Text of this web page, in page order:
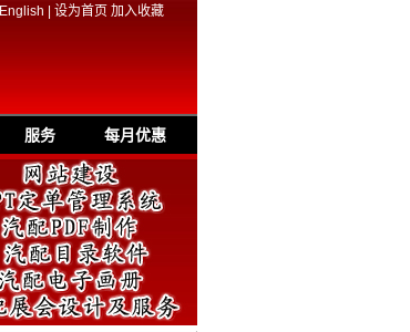
English 设为首页 加入收藏
服务 每月优惠